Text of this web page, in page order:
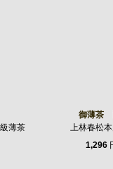
薄茶
御薄茶
上林春松
1,296